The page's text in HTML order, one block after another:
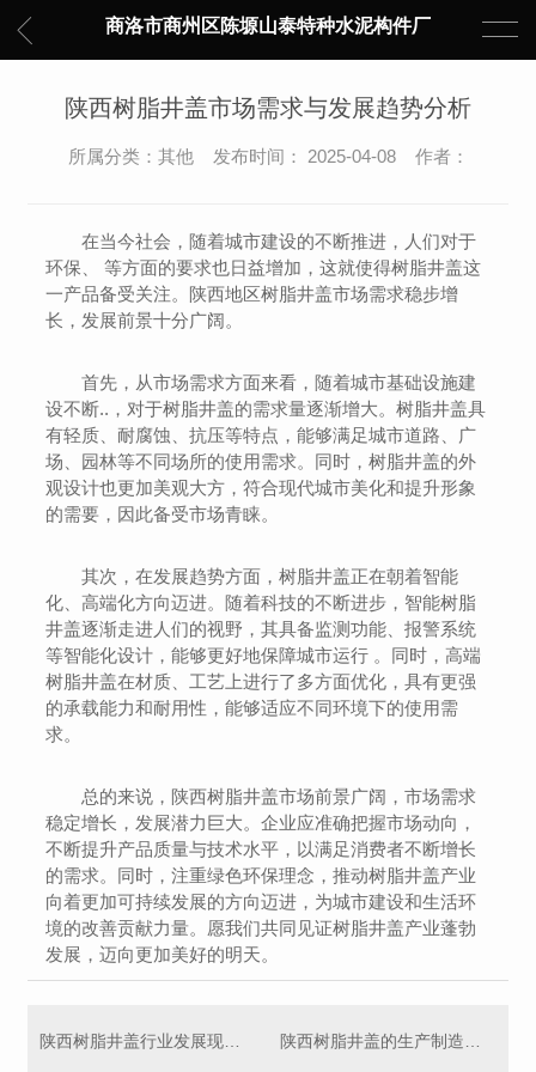
商洛市商州区陈塬山泰特种水泥构件厂
陕西树脂井盖市场需求与发展趋势分析
所属分类：其他 发布时间： 2025-04-08 作者：
在当今社会，随着城市建设的不断推进，人们对于
环保、 等方面的要求也日益增加，这就使得树脂井盖这
一产品备受关注。陕西地区树脂井盖市场需求稳步增
长，发展前景十分广阔。
首先，从市场需求方面来看，随着城市基础设施建
设不断..，对于树脂井盖的需求量逐渐增大。树脂井盖具
有轻质、耐腐蚀、抗压等特点，能够满足城市道路、广
场、园林等不同场所的使用需求。同时，树脂井盖的外
观设计也更加美观大方，符合现代城市美化和提升形象
的需要，因此备受市场青睐。
其次，在发展趋势方面，树脂井盖正在朝着智能
化、高端化方向迈进。随着科技的不断进步，智能树脂
井盖逐渐走进人们的视野，其具备监测功能、报警系统
等智能化设计，能够更好地保障城市运行 。同时，高端
树脂井盖在材质、工艺上进行了多方面优化，具有更强
的承载能力和耐用性，能够适应不同环境下的使用需
求。
总的来说，陕西树脂井盖市场前景广阔，市场需求
稳定增长，发展潜力巨大。企业应准确把握市场动向，
不断提升产品质量与技术水平，以满足消费者不断增长
的需求。同时，注重绿色环保理念，推动树脂井盖产业
向着更加可持续发展的方向迈进，为城市建设和生活环
境的改善贡献力量。愿我们共同见证树脂井盖产业蓬勃
发展，迈向更加美好的明天。